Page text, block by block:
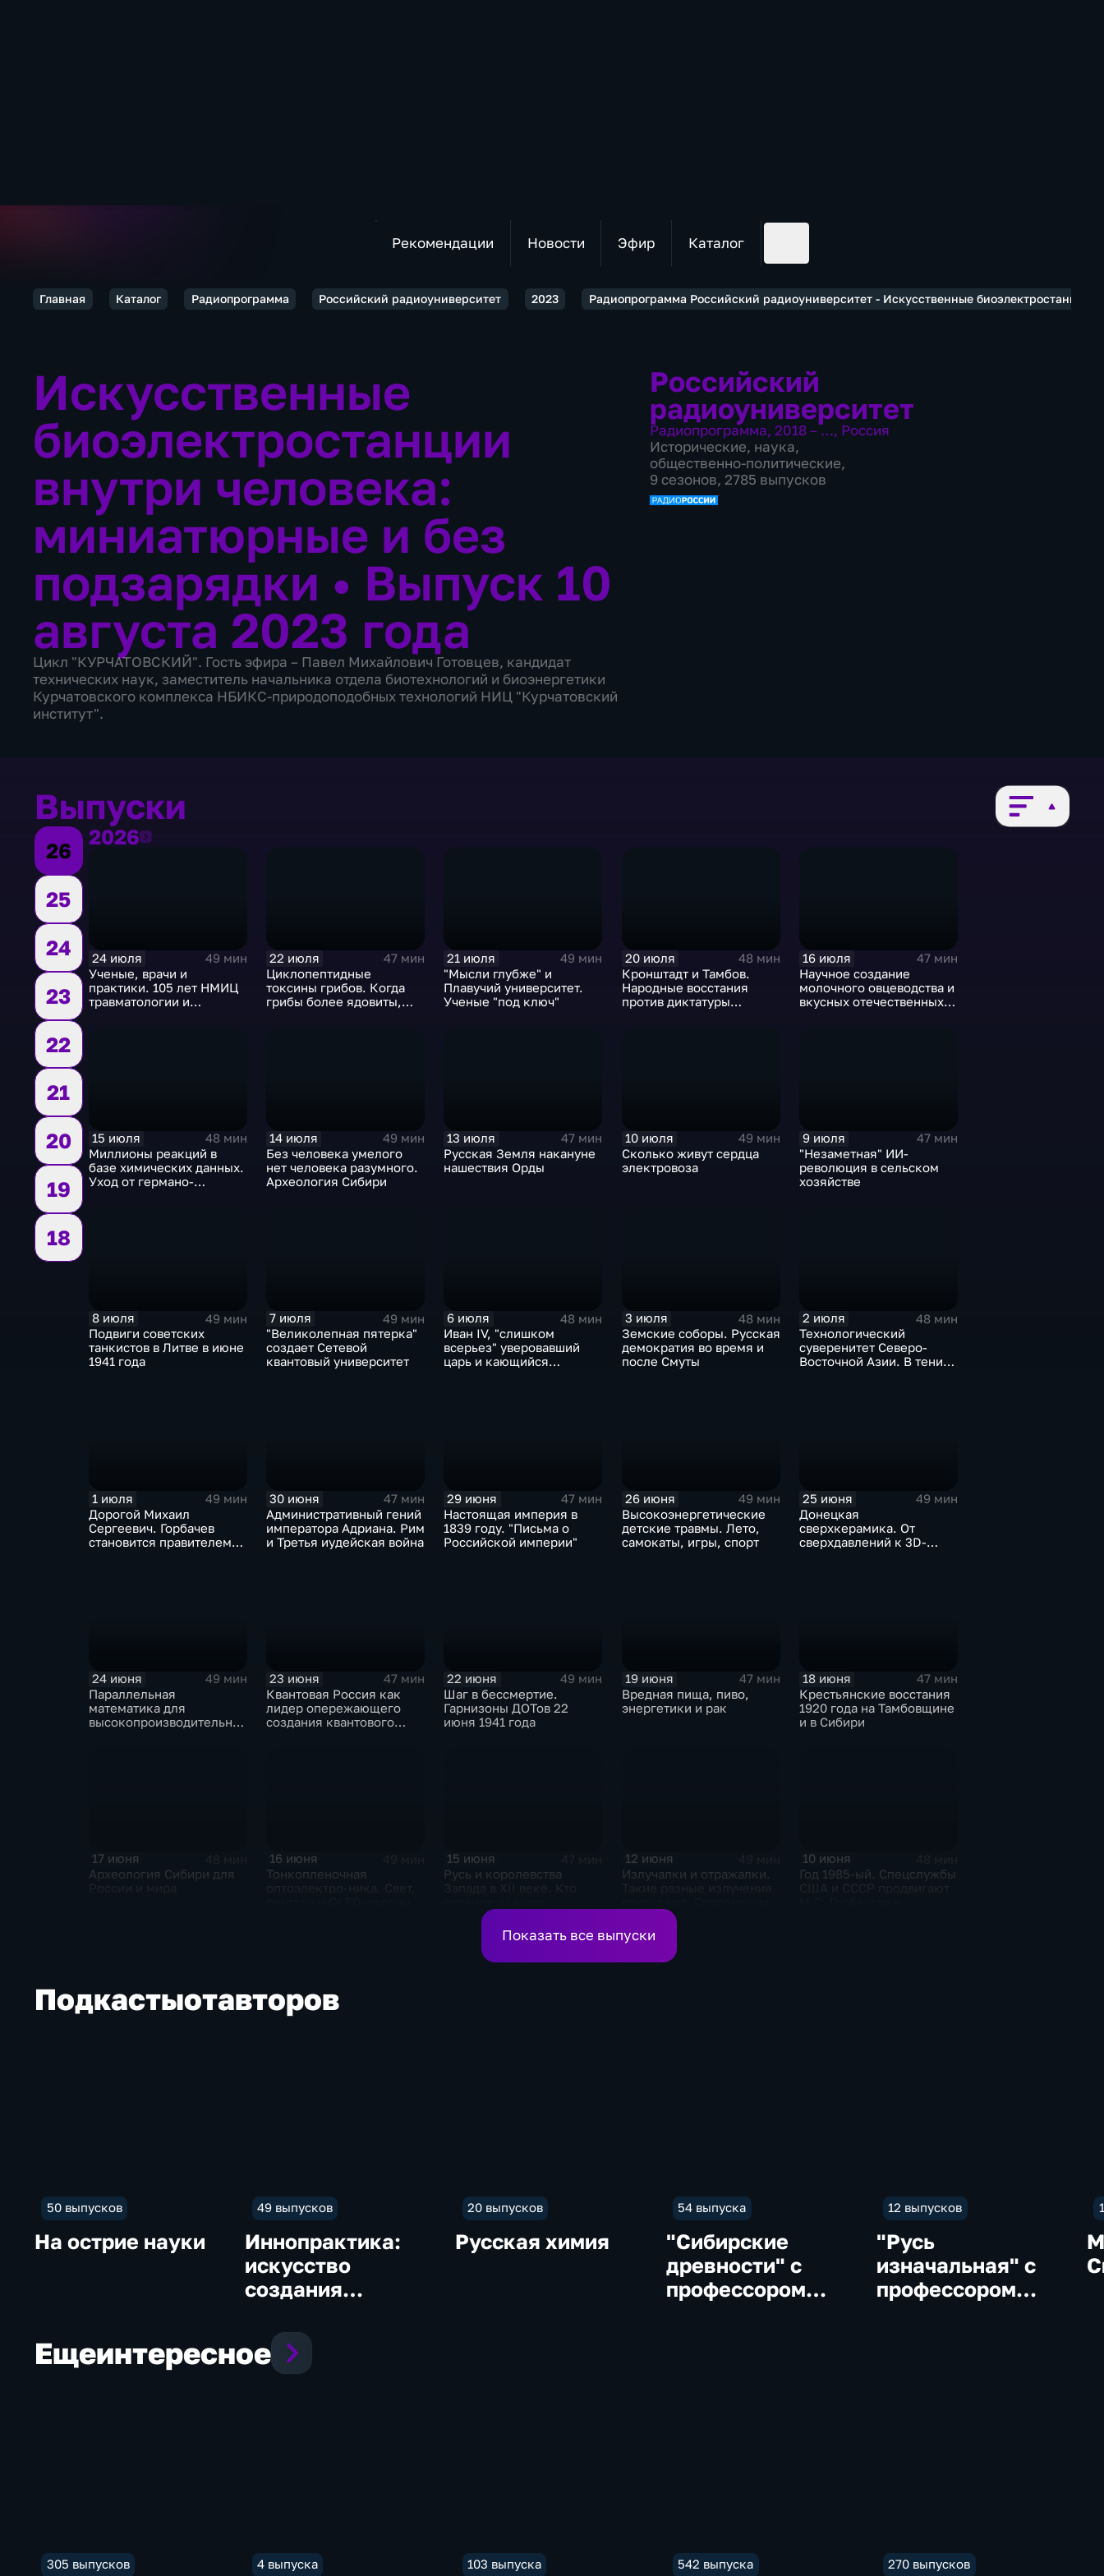
Рекомендации Новости Эфир Каталог
Главная Каталог Радиопрограмма Российский радиоуниверситет 2023 Радиопрограмма Российский радиоуниверситет - Искусственные биоэлектростанции
Искусственные
биоэлектростанции
внутри человека:
миниатюрные и без
подзарядки • Выпуск 10
августа 2023 года
Цикл "КУРЧАТОВСКИЙ". Гость эфира – Павел Михайлович Готовцев, кандидат
технических наук, заместитель начальника отдела биотехнологий и биоэнергетики
Курчатовского комплекса НБИКС-природоподобных технологий НИЦ "Курчатовский
институт".
Российский
радиоуниверситет
Радиопрограмма, 2018 – …, Россия
Исторические, наука,
общественно-политические,
9 сезонов, 2785 выпусков
Выпуски
26
25
24
23
22
21
20
19
18
20262026
24 июля
49 мин
Ученые, врачи и
практики. 105 лет НМИЦ
травматологии и
22 июля
47 мин
Циклопептидные
токсины грибов. Когда
грибы более ядовиты,
21 июля
49 мин
"Мысли глубже" и
Плавучий университет.
Ученые "под ключ"
20 июля
48 мин
Кронштадт и Тамбов.
Народные восстания
против диктатуры
16 июля
47 мин
Научное создание
молочного овцеводства и
вкусных отечественных
15 июля
48 мин
Миллионы реакций в
базе химических данных.
Уход от германо-
14 июля
49 мин
Без человека умелого
нет человека разумного.
Археология Сибири
13 июля
47 мин
Русская Земля накануне
нашествия Орды
10 июля
49 мин
Сколько живут сердца
электровоза
9 июля
47 мин
"Незаметная" ИИ-
революция в сельском
хозяйстве
8 июля
49 мин
Подвиги советских
танкистов в Литве в июне
1941 года
7 июля
49 мин
"Великолепная пятерка"
создает Сетевой
квантовый университет
6 июля
48 мин
Иван IV, "слишком
всерьез" уверовавший
царь и кающийся
3 июля
48 мин
Земские соборы. Русская
демократия во время и
после Смуты
2 июля
48 мин
Технологический
суверенитет Северо-
Восточной Азии. В тени
1 июля
49 мин
Дорогой Михаил
Сергеевич. Горбачев
становится правителем
30 июня
47 мин
Административный гений
императора Адриана. Рим
и Третья иудейская война
29 июня
47 мин
Настоящая империя в
1839 году. "Письма о
Российской империи"
26 июня
49 мин
Высокоэнергетические
детские травмы. Лето,
самокаты, игры, спорт
25 июня
49 мин
Донецкая
сверхкерамика. От
сверхдавлений к 3D-
24 июня
49 мин
Параллельная
математика для
высокопроизводительных
23 июня
47 мин
Квантовая Россия как
лидер опережающего
создания квантового
22 июня
49 мин
Шаг в бессмертие.
Гарнизоны ДОТов 22
июня 1941 года
19 июня
47 мин
Вредная пища, пиво,
энергетики и рак
18 июня
47 мин
Крестьянские восстания
1920 года на Тамбовщине
и в Сибири
17 июня
Археология Сибири для
16 июня
Тонкопленочная
15 июня
Русь и королевства
12 июня
Излучалки и отражалки.
фотоника
10 июня
Год 1985-ый. Спецслужбы
Показать все выпуски
Подкастыотавторов
50 выпусков
На острие науки
49 выпусков
Иннопрактика:
искусство
создания
20 выпусков
Русская химия
54 выпуска
"Сибирские
древности" с
профессором
12 выпусков
"Русь
изначальная" с
профессором
Ещеинтересное
305 выпусков 4 выпуска 103 выпуска 542 выпуска 270 выпусков